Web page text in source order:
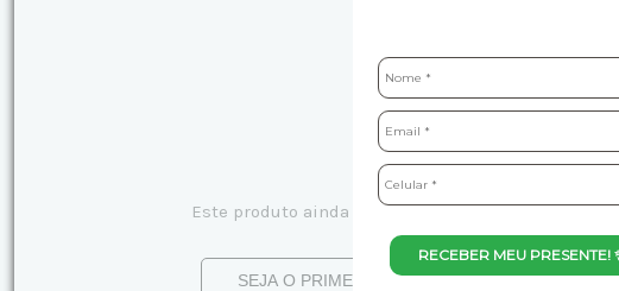
RECEBER MEU PRESENTE!
Este produto ainda não tem avaliações
SEJA O PRIMEIRO A AVALIAR